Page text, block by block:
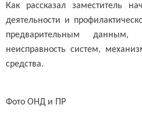
Как рассказал заместитель
деятельности и
предварительным
неисправность систем,
средства.
Фото ОНД и ПР